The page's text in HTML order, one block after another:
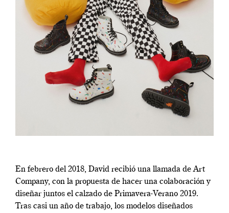
En febrero del 2018, David recibió una llamada de Art
Company, con la propuesta de hacer una colaboración y
diseñar juntos el calzado de Primavera-Verano 2019.
Tras casi un año de trabajo, los modelos diseñados